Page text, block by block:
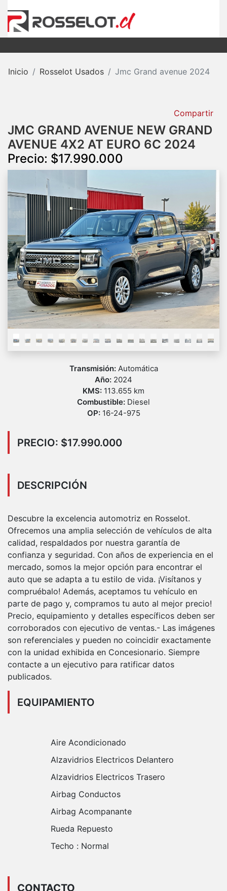
Inicio Rosselot Usados Jmc Grand avenue 2024
Compartir
JMC GRAND AVENUE NEW GRAND
AVENUE 4X2 AT EURO 6C 2024
Precio: $17.990.000
Previous Next
Transmisión: Automática
Año: 2024
KMS: 113.655 km
Combustible: Diesel
OP: 16-24-975
PRECIO: $17.990.000
DESCRIPCIÓN
Descubre la excelencia automotriz en Rosselot.
Ofrecemos una amplia selección de vehículos de alta
calidad, respaldados por nuestra garantía de
confianza y seguridad. Con años de experiencia en el
mercado, somos la mejor opción para encontrar el
auto que se adapta a tu estilo de vida. ¡Visítanos y
compruébalo! Además, aceptamos tu vehículo en
parte de pago y, compramos tu auto al mejor precio!
Precio, equipamiento y detalles específicos deben ser
corroborados con ejecutivo de ventas.- Las imágenes
son referenciales y pueden no coincidir exactamente
con la unidad exhibida en Concesionario. Siempre
contacte a un ejecutivo para ratificar datos
publicados.
EQUIPAMIENTO
Aire Acondicionado
Alzavidrios Electricos Delantero
Alzavidrios Electricos Trasero
Airbag Conductos
Airbag Acompanante
Rueda Repuesto
Techo : Normal
CONTACTO